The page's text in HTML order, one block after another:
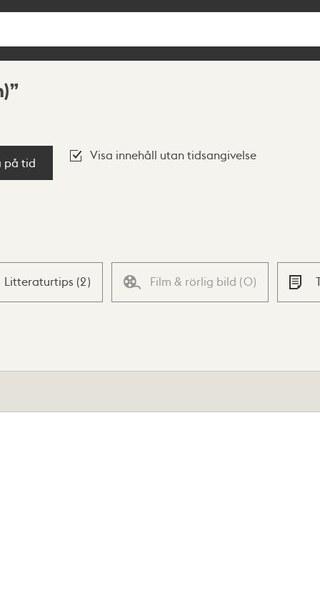
på tid
Visa innehåll utan tidsangivelse
Litteraturtips (2) Film & rörlig bild (0)